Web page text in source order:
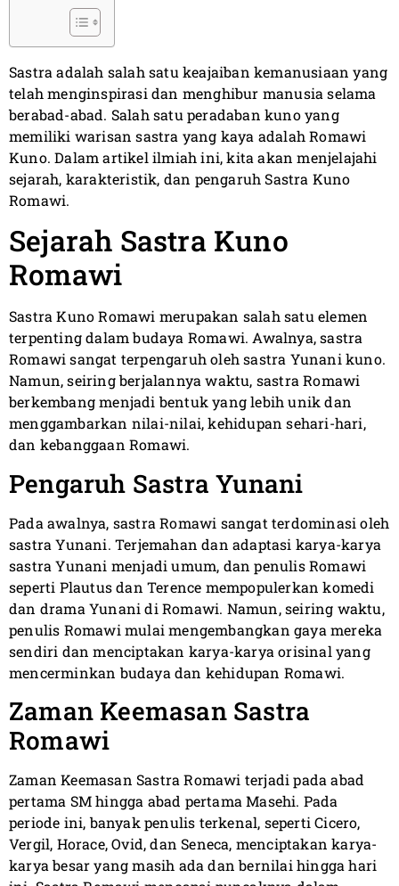
Sastra adalah salah satu keajaiban kemanusiaan yang
telah menginspirasi dan menghibur manusia selama
berabad-abad. Salah satu peradaban kuno yang
memiliki warisan sastra yang kaya adalah Romawi
Kuno. Dalam artikel ilmiah ini, kita akan menjelajahi
sejarah, karakteristik, dan pengaruh Sastra Kuno
Romawi.
Sejarah Sastra Kuno
Romawi
Sastra Kuno Romawi merupakan salah satu elemen
terpenting dalam budaya Romawi. Awalnya, sastra
Romawi sangat terpengaruh oleh sastra Yunani kuno.
Namun, seiring berjalannya waktu, sastra Romawi
berkembang menjadi bentuk yang lebih unik dan
menggambarkan nilai-nilai, kehidupan sehari-hari,
dan kebanggaan Romawi.
Pengaruh Sastra Yunani
Pada awalnya, sastra Romawi sangat terdominasi oleh
sastra Yunani. Terjemahan dan adaptasi karya-karya
sastra Yunani menjadi umum, dan penulis Romawi
seperti Plautus dan Terence mempopulerkan komedi
dan drama Yunani di Romawi. Namun, seiring waktu,
penulis Romawi mulai mengembangkan gaya mereka
sendiri dan menciptakan karya-karya orisinal yang
mencerminkan budaya dan kehidupan Romawi.
Zaman Keemasan Sastra
Romawi
Zaman Keemasan Sastra Romawi terjadi pada abad
pertama SM hingga abad pertama Masehi. Pada
periode ini, banyak penulis terkenal, seperti Cicero,
Vergil, Horace, Ovid, dan Seneca, menciptakan karya-
karya besar yang masih ada dan bernilai hingga hari